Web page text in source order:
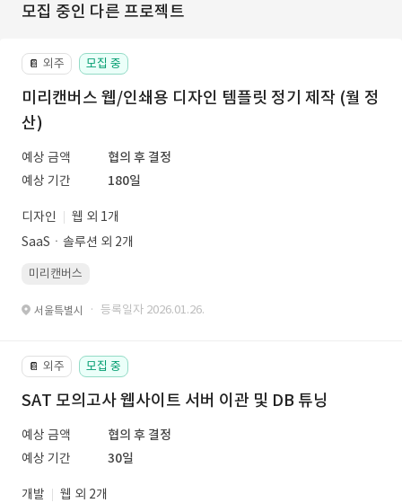
모집 중인 다른 프로젝트
📔 외주 모집 중
미리캔버스 웹/인쇄용 디자인 템플릿 정기 제작 (월 정
산)
예상 금액
협의 후 결정
예상 기간
180일
디자인
웹 외 1개
SaaSㆍ솔루션 외 2개
미리캔버스
서울특별시 · 등록일자 2026.01.26.
📔 외주 모집 중
SAT 모의고사 웹사이트 서버 이관 및 DB 튜닝
예상 금액
협의 후 결정
예상 기간
30일
개발
웹 외 2개